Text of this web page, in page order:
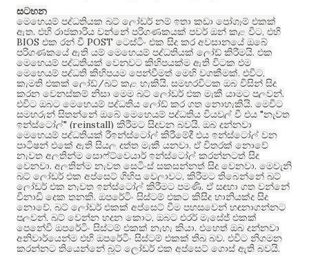
සටහන
මෙහෙයුම් පද්ධතියක බූට් ලෝඩර් නම් ඉතා කුඩා ප්‍රෝග්‍රෑම් එකක්
ඇත. එහි රාජකාරිය වන්නේ පරිගණකයක් පවර් ඔන් කළ විට, එහි
BIOS එක රන් වී POST ටෙස්ටිං එක සිදු කර අවසානයේ ඔබේ
පරිගණකයේ ඇති යම් මෙහෙයුම් පද්ධතියක් ලෝඩ් කිරීමයි. එක
මෙහෙයුම් පද්ධතියක් වෙනුවට කිහිපයක්ම ඇති විටක එම
මෙහෙයුම් පද්ධති කිහිපයම පෙන්වීමත් මෙහි වගකීමක්. එවිට,
කැමති එකක් ලෝඩ්/බූට් කළ හැකියි. සමහරවිටක ඔබ විසින් සිදු
කරන වෙනස්කම් නිසා මෙම බූට් ලෝඩර් එක මැකී යාමට පුලුවන්.
එවිට ඔබට මෙහෙයුම් පද්ධතිය ලෝඩ් කර ගත නොහැකියි. මෙවිට
සමහරුන් සිතන්නේ ඔබේ මෙහෙයුම් පද්ධතිය වියවුල් වී එය "නැවත
ඉන්ස්ටෝල්" (reinstall) කිරීමට සිදුවන බවයි. ඔබ දන්නවා
මෙහෙයුම් පද්ධතියක් රීඉන්ස්ටෝල් කිරීමේදී එය ඉන්ස්ටෝල් වන
පාටිෂන් එකේ ඇති සියලු දත්ත මැකී යනවා. ඒ විතරක් නොවේ
නැවත අලුතින්ම සොෆ්ට්වෙයාර් ඉන්ස්ටෝල් කරන්නටත් සිදු
වෙනවා. අලුතින්ම නැවත සෙටිංස් සකසන්නත් සිදු වෙනවා. මෙවැනි
බූට් ලෝඩර් එක අප්සෙට් ගිහිපු වෙලාවට, කිරීමට තිබෙන්නේ බූට්
ලෝඩර් එක නැවත ඉන්ස්ටෝල් කිරීමට පමණි. ඒ සඳහා ගත වන්නේ
විනාඩි දෙක තුනකි. ඔපරේටිං සිස්ටම් එකට කිසිදු හානියක්ද සිදු
නොවේ. බූට් ලෝඩර් එකක් අප්සෙට් වීම පහසුවෙන් හඳුනාගන්නට
පුලුවන්. බූට් වෙන්න හදන කොට, ඔබට එරර් මැසේජ් එකක්
පෙනේවි ඔපරේටිං සිස්ටම් එකක් නැහැ කියා. එහෙත් ඔබ දන්නවා
අනිවාර්යෙන්ම එහි ඔපරේටිං සිස්ටම් එකක් තිබූ බව. එවිට නිගමන
කරන්නට තියෙන්නේ බූට් ලෝඩර් එක අප්සෙට් ගොස් ඇති බවයි.